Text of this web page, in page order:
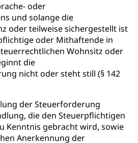
oder
und solange die
oder teilweise sichergestellt ist
oder Mithaftende in
Wohnsitz oder
die
nicht oder steht still (§ 142
der Steuerforderung
die den Steuerpflichtigen
Kenntnis gebracht wird, sowie
Anerkennung der
Grafik
mit BM
Schulpflicht
& Basisstufe
Schulferien
Luzern unilu
für Ausbildung
Studium Pflege FH
(beruf.lu.ch)
Höhere Berufsbildung
Pädagogische
PHLU
Luzern hslu
Studium,
akademische Ausbildung,
universitäre
Master, Doktorat,
Entwicklung,
HSLU,
Luzern, PH Luzern, UniLU,
der Schweizer